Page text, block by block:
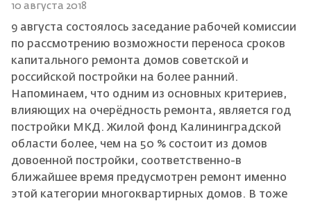
10 августа 2018
9 августа состоялось заседание рабочей комиссии
по рассмотрению возможности переноса сроков
капитального ремонта домов советской и
российской постройки на более ранний.
Напоминаем, что одним из основных критериев,
влияющих на очерёдность ремонта, является год
постройки МКД. Жилой фонд Калининградской
области более, чем на 50 % состоит из домов
довоенной постройки, соответственно-в
ближайшее время предусмотрен ремонт именно
этой категории многоквартирных домов. В тоже